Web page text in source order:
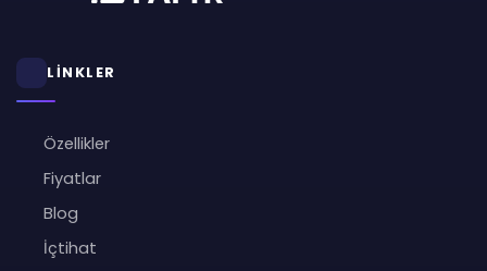
LİNKLER
Özellikler
Fiyatlar
Blog
İçtihat